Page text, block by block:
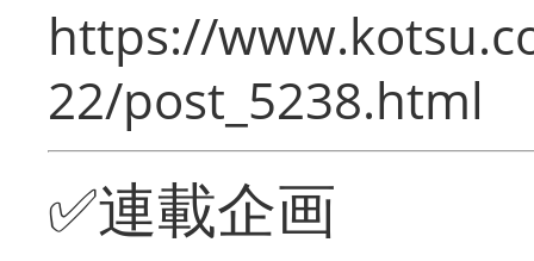
https://
22/post_5238.html
✅連載企画